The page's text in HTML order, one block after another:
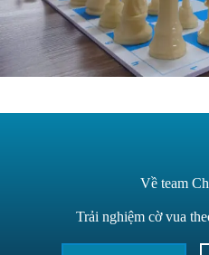
Về team
Trải nghiệm cờ vua